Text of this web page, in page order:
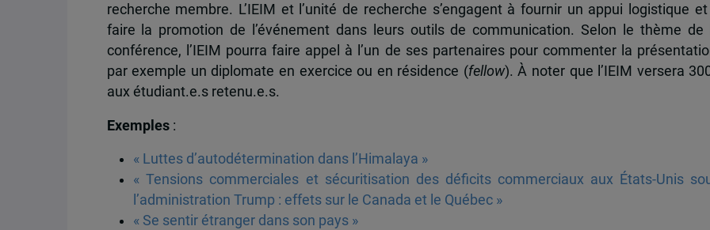
recherche membre. L’IEIM et l’unité de recherche s’engagent à fournir un appui logistique
faire la promotion de l’événement dans leurs outils de communication. Selon le thème de
conférence, l’IEIM pourra faire appel à l’un de ses partenaires pour commenter la
par exemple un diplomate en exercice ou en résidence (fellow). À noter que l’IEIM versera
aux étudiant.e.s retenu.e.s.
Exemples:
« Luttes d’autodétermination dans l’Himalaya »
« Tensions commerciales et sécuritisation des déficits commerciaux aux États-Unis
l’administration Trump : effets sur le Canada et le Québec »
« Se sentir étranger dans son pays »